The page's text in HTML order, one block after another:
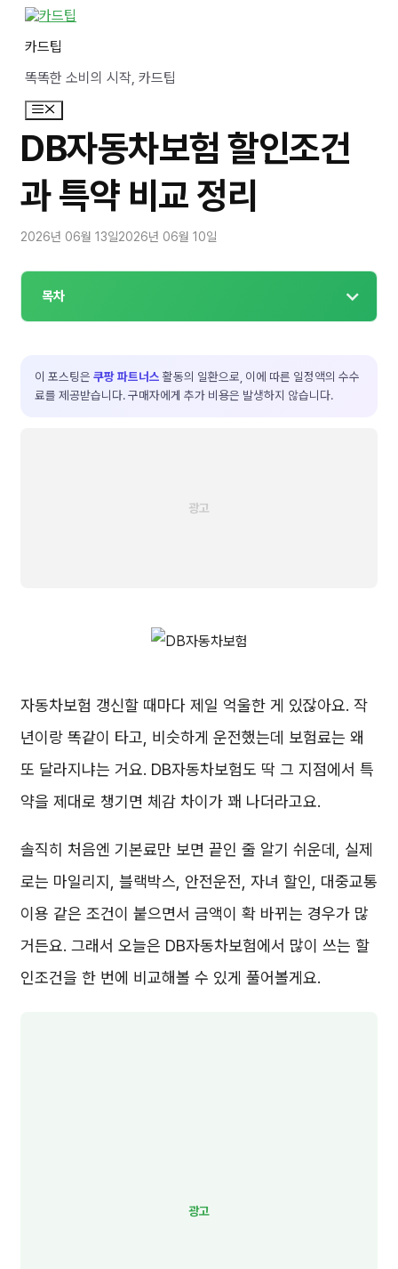
카드팁
똑똑한 소비의 시작, 카드팁
메
뉴
DB자동차보험 할인조건
과 특약 비교 정리
2026년 06월 13일2026년 06월 10일
목차
이 포스팅은 쿠팡 파트너스 활동의 일환으로, 이에 따른 일정액의 수수
료를 제공받습니다. 구매자에게 추가 비용은 발생하지 않습니다.
자동차보험 갱신할 때마다 제일 억울한 게 있잖아요. 작
년이랑 똑같이 타고, 비슷하게 운전했는데 보험료는 왜
또 달라지냐는 거요. DB자동차보험도 딱 그 지점에서 특
약을 제대로 챙기면 체감 차이가 꽤 나더라고요.
솔직히 처음엔 기본료만 보면 끝인 줄 알기 쉬운데, 실제
로는 마일리지, 블랙박스, 안전운전, 자녀 할인, 대중교통
이용 같은 조건이 붙으면서 금액이 확 바뀌는 경우가 많
거든요. 그래서 오늘은 DB자동차보험에서 많이 쓰는 할
인조건을 한 번에 비교해볼 수 있게 풀어볼게요.